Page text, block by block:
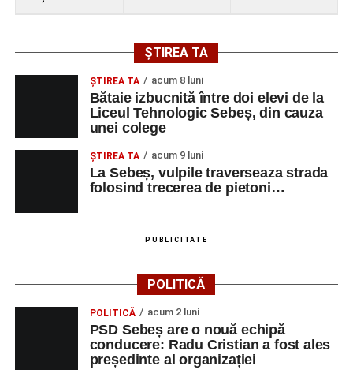
pași de dans”
Napoca).
AcompaniazăCluj Tango Orchestra:
Irina Indrei – pian
Robert Indrei – bandoneon
Milena Vădan – vioară
Emanuel Elcean – contrabas
Adrian Lup – violoncel
Vlad Dordea.
Piața Primăriei
Orele 17.00–20.00– Punct oficial de înscrieri și informații
ȘTIREA TA
ŞTIREA TA acum 8 luni
Bătaie izbucnită între doi elevi de la
Liceul Tehnologic Sebeș, din cauza
unei colege
ŞTIREA TA acum 9 luni
La Sebeș, vulpile traverseaza strada
folosind trecerea de pietoni…
PUBLICITATE
POLITICĂ
POLITICĂ acum 2 luni
PSD Sebeș are o nouă echipă
conducere: Radu Cristian a fost ales
președinte al organizației